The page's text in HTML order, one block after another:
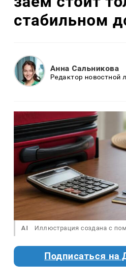
стабильном
Анна Сальникова
Редактор новостной
AI Иллюстрация создана с
Подписаться на